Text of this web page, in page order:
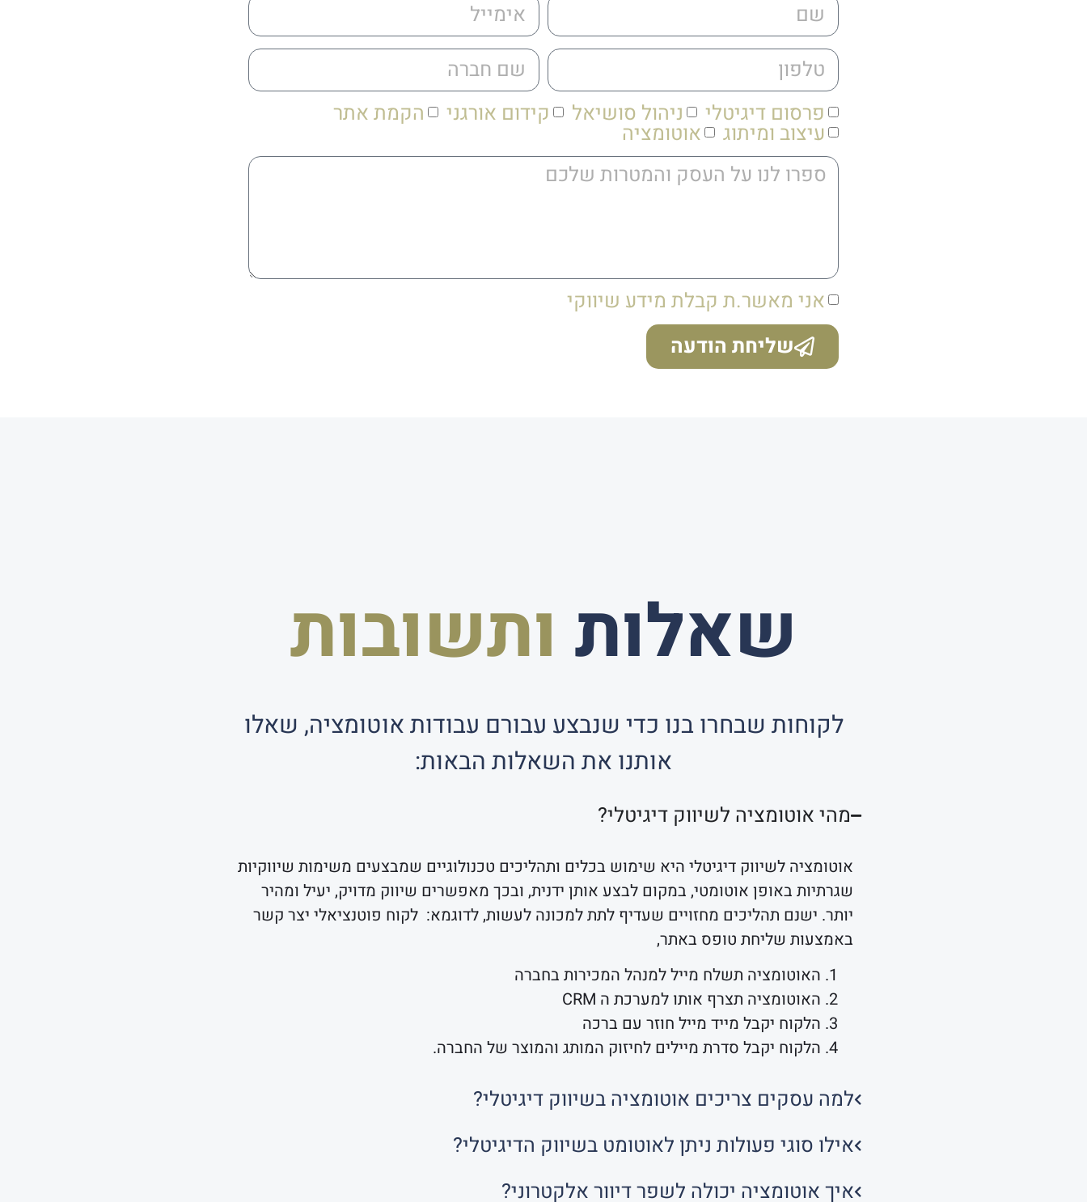
פרסום דיגיטלי ניהול סושיאל קידום אורגני הקמת אתר
עיצוב ומיתוג אוטומציה
אני מאשר.ת קבלת מידע שיווקי
שליחת הודעה
שאלות ותשובות
לקוחות שבחרו בנו כדי שנבצע עבורם עבודות אוטומציה, שאלו
אותנו את השאלות הבאות:
מהי אוטומציה לשיווק דיגיטלי?
אוטומציה לשיווק דיגיטלי היא שימוש בכלים ותהליכים טכנולוגיים שמבצעים משימות שיווקיות
שגרתיות באופן אוטומטי, במקום לבצע אותן ידנית, ובכך מאפשרים שיווק מדויק, יעיל ומהיר
יותר. ישנם תהליכים מחזויים שעדיף לתת למכונה לעשות, לדוגמא: לקוח פוטנציאלי יצר קשר
באמצעות שליחת טופס באתר,
האוטומציה תשלח מייל למנהל המכירות בחברה
האוטומציה תצרף אותו למערכת ה CRM
הלקוח יקבל מייד מייל חוזר עם ברכה
הלקוח יקבל סדרת מיילים לחיזוק המותג והמוצר של החברה.
למה עסקים צריכים אוטומציה בשיווק דיגיטלי?
אילו סוגי פעולות ניתן לאוטומט בשיווק הדיגיטלי?
איך אוטומציה יכולה לשפר דיוור אלקטרוני?